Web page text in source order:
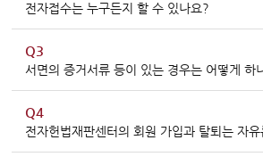
전자접수는 누구든지 할 수 있나요?
Q3
서면의 증거서류 등이 있는 경우는 어떻게 하
Q4
전자헌법재판센터의 회원 가입과 탈퇴는 자